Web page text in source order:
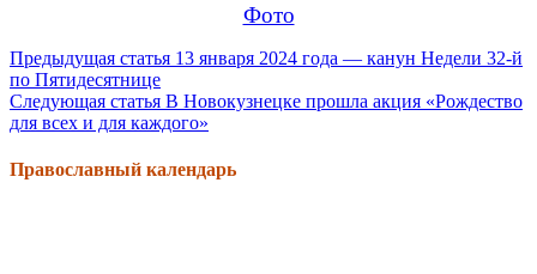
Фото
Продолжить
чтение
Предыдущая статья 13 января 2024 года — канун Недели 32-й
по Пятидесятнице
Следующая статья В Новокузнецке прошла акция «Рождество
для всех и для каждого»
Православный календарь